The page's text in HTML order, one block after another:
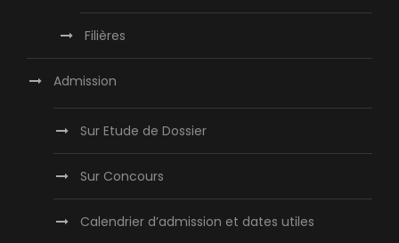
Filières
Admission
Sur Etude de Dossier
Sur Concours
Calendrier d’admission et dates utiles